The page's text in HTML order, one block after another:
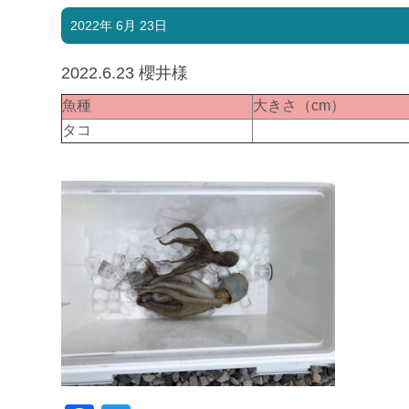
2022年 6月 23日
2022.6.23 櫻井様
魚種 大きさ（cm）
タコ